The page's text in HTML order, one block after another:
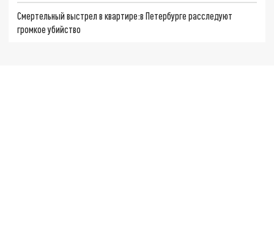
Смертельный выстрел в квартире:в Петербурге расследуют
громкое убийство